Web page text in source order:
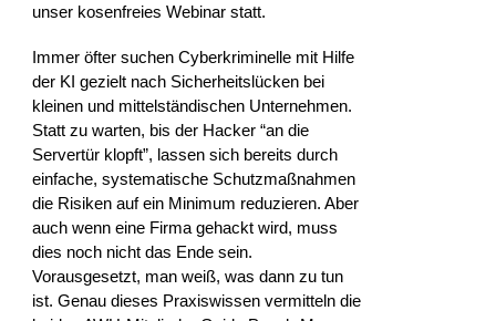
unser kosenfreies Webinar statt.
Immer öfter suchen Cyberkriminelle mit Hilfe
der KI gezielt nach Sicherheitslücken bei
kleinen und mittelständischen Unternehmen.
Statt zu warten, bis der Hacker “an die
Servertür klopft”, lassen sich bereits durch
einfache, systematische Schutzmaßnahmen
die Risiken auf ein Minimum reduzieren. Aber
auch wenn eine Firma gehackt wird, muss
dies noch nicht das Ende sein.
Vorausgesetzt, man weiß, was dann zu tun
ist. Genau dieses Praxiswissen vermitteln die